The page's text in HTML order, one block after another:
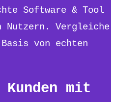
Software & Tool
Nutzern. Vergleiche
von echten
mit